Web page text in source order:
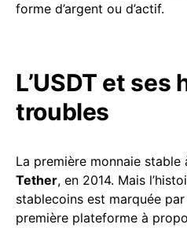
forme d’argent ou d’actif.
L’USDT et ses
troubles
La première monnaie
Tether, en 2014. Mais
stablecoins est marquée
première plateforme à